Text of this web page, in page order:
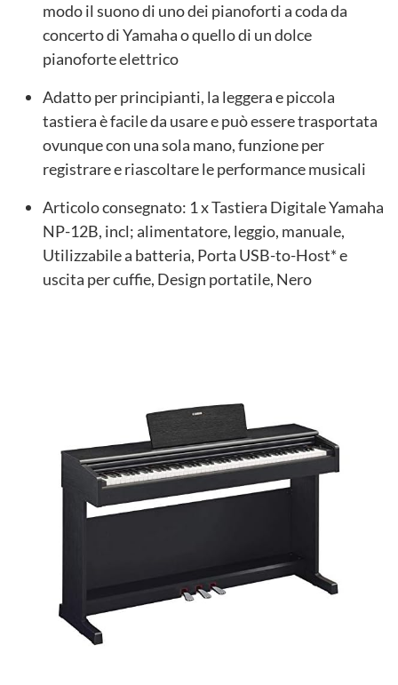
modo il suono di uno dei pianoforti a coda da
concerto di Yamaha o quello di un dolce
pianoforte elettrico
Adatto per principianti, la leggera e piccola
tastiera è facile da usare e può essere trasportata
ovunque con una sola mano, funzione per
registrare e riascoltare le performance musicali
Articolo consegnato: 1 x Tastiera Digitale Yamaha
NP-12B, incl; alimentatore, leggio, manuale,
Utilizzabile a batteria, Porta USB-to-Host* e
uscita per cuffie, Design portatile, Nero